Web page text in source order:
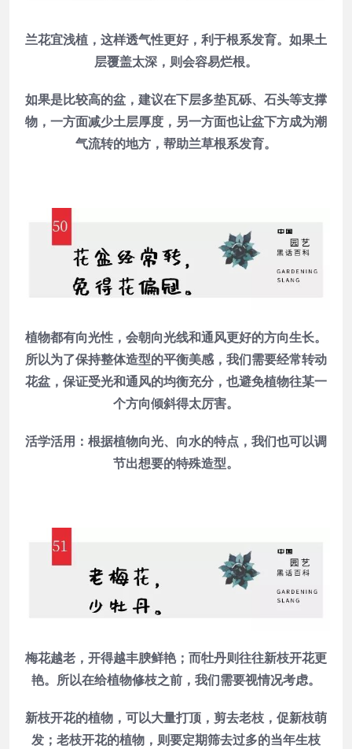
兰花宜浅植，这样透气性更好，利于根系发育。如果土
层覆盖太深，则会容易烂根。
如果是比较高的盆，建议在下层多垫瓦砾、石头等支撑
物，一方面减少土层厚度，另一方面也让盆下方成为潮
气流转的地方，帮助兰草根系发育。
植物都有向光性，会朝向光线和通风更好的方向生长。
所以为了保持整体造型的平衡美感，我们需要经常转动
花盆，保证受光和通风的均衡充分，也避免植物往某一
个方向倾斜得太厉害。
活学活用：根据植物向光、向水的特点，我们也可以调
节出想要的特殊造型。
梅花越老，开得越丰腴鲜艳；而牡丹则往往新枝开花更
艳。所以在给植物修枝之前，我们需要视情况考虑。
新枝开花的植物，可以大量打顶，剪去老枝，促新枝萌
发；老枝开花的植物，则要定期筛去过多的当年生枝